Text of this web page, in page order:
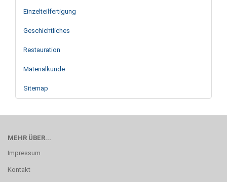
Einzelteilfertigung
Geschichtliches
Restauration
Materialkunde
Sitemap
MEHR ÜBER...
Impressum
Kontakt